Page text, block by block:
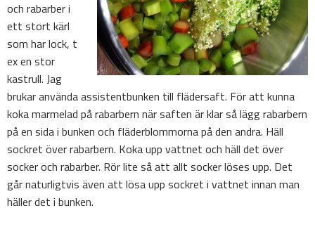
och rabarber i
ett stort kärl
som har lock, t
ex en stor
kastrull. Jag
brukar använda assistentbunken till flädersaft. För att kunna
koka marmelad på rabarbern när saften är klar så lägg rabarbern
på en sida i bunken och fläderblommorna på den andra. Häll
sockret över rabarbern. Koka upp vattnet och häll det över
socker och rabarber. Rör lite så att allt socker löses upp. Det
går naturligtvis även att lösa upp sockret i vattnet innan man
häller det i bunken.